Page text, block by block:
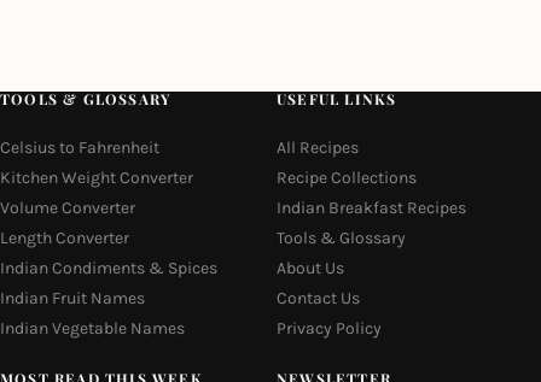
TOOLS & GLOSSARY
Celsius to Fahrenheit
Kitchen Weight Converter
Volume Converter
Length Converter
Indian Condiments & Spices
Indian Fruit Names
Indian Vegetable Names
USEFUL LINKS
All Recipes
Recipe Collections
Indian Breakfast Recipes
Tools & Glossary
About Us
Contact Us
Privacy Policy